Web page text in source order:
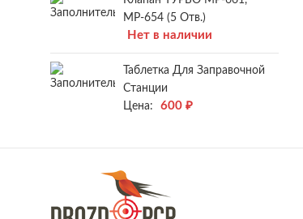
МР-654 (5 Отв.)
Нет в наличии
Таблетка Для Заправочной
Станции
Цена:
600 ₽